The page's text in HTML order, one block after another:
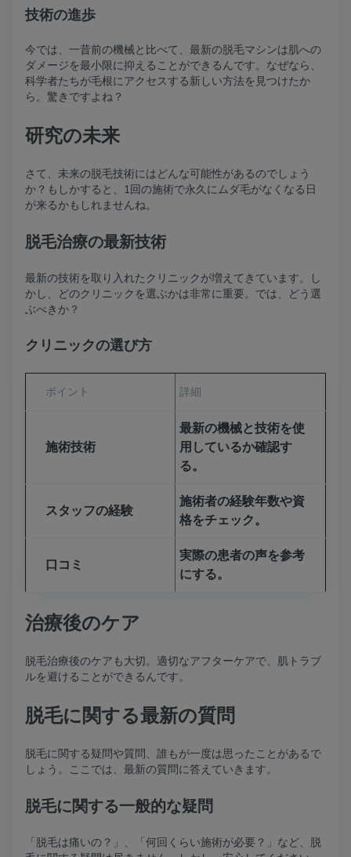
技術の進歩
今では、一昔前の機械と比べて、最新の脱毛マシンは肌への
ダメージを最小限に抑えることができるんです。なぜなら、
科学者たちが毛根にアクセスする新しい方法を見つけたか
ら。驚きですよね？
研究の未来
さて、未来の脱毛技術にはどんな可能性があるのでしょう
か？もしかすると、1回の施術で永久にムダ毛がなくなる日
が来るかもしれませんね。
脱毛治療の最新技術
最新の技術を取り入れたクリニックが増えてきています。し
かし、どのクリニックを選ぶかは非常に重要。では、どう選
ぶべきか？
クリニックの選び方
ポイント 詳細
施術技術
最新の機械と技術を使
用しているか確認す
る。
スタッフの経験
施術者の経験年数や資
格をチェック。
口コミ
実際の患者の声を参考
にする。
治療後のケア
脱毛治療後のケアも大切。適切なアフターケアで、肌トラブ
ルを避けることができるんです。
脱毛に関する最新の質問
脱毛に関する疑問や質問、誰もが一度は思ったことがあるで
しょう。ここでは、最新の質問に答えていきます。
脱毛に関する一般的な疑問
「脱毛は痛いの？」、「何回くらい施術が必要？」など、脱